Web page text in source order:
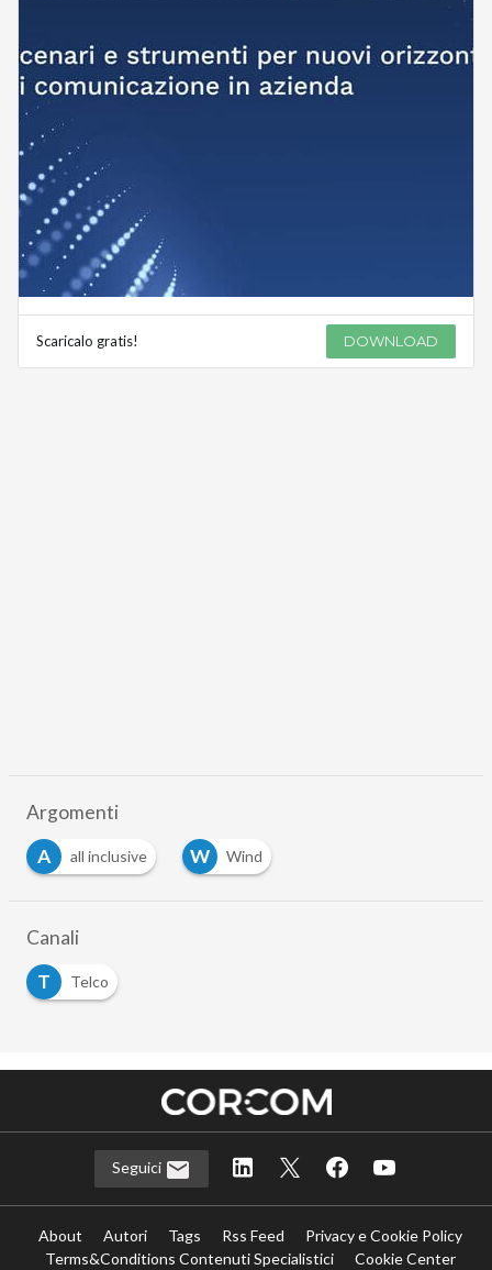
Scaricalo gratis! DOWNLOAD
Argomenti
A
all inclusive W Wind
Canali
T
Telco
Seguici
About Autori Tags Rss Feed
Privacy e Cookie Policy
Terms&Conditions Contenuti Specialistici
Cookie Center